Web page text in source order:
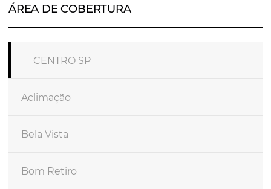
ÁREA DE COBERTURA
CENTRO SP
Aclimação
Bela Vista
Bom Retiro